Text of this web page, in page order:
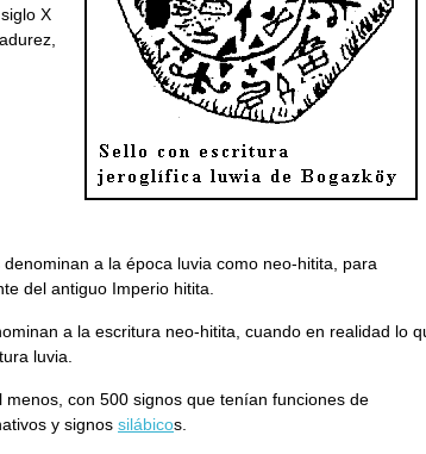
X
a la época luvia como neo-hitita, para
del antiguo Imperio hitita.
a la escritura neo-hitita, cuando en realidad lo
luvia.
menos, con 500 signos que tenían funciones de
y signos silábicos.